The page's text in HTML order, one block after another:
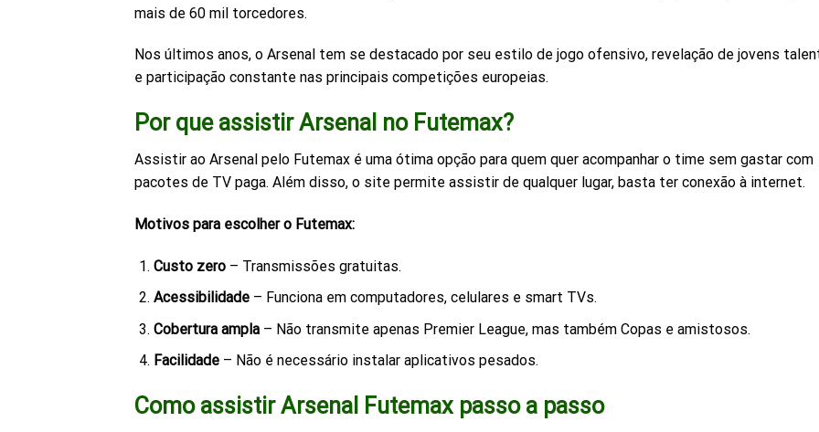
mais de 60 mil torcedores.
Nos últimos anos, o Arsenal tem se destacado por seu estilo de jogo ofensivo, revelação de jovens
e participação constante nas principais competições europeias.
Por que assistir Arsenal no Futemax?
Assistir ao Arsenal pelo Futemax é uma ótima opção para quem quer acompanhar o time sem gastar com
pacotes de TV paga. Além disso, o site permite assistir de qualquer lugar, basta ter conexão à internet.
Motivos para escolher o Futemax:
Custo zero– Transmissões gratuitas.
Acessibilidade– Funciona em computadores, celulares e smart TVs.
Cobertura ampla– Não transmite apenas Premier League, mas também Copas e amistosos.
Facilidade– Não é necessário instalar aplicativos pesados.
Como assistir Arsenal Futemax passo a passo